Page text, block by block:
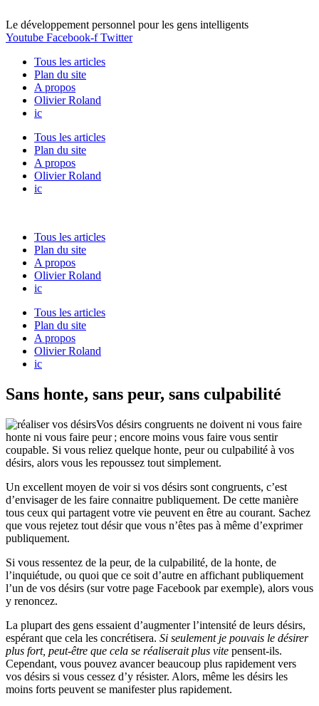
Le développement personnel pour les gens intelligents
Youtube Facebook-f Twitter
Tous les articles
Plan du site
A propos
Olivier Roland
ic
Tous les articles
Plan du site
A propos
Olivier Roland
ic
Tous les articles
Plan du site
A propos
Olivier Roland
ic
Tous les articles
Plan du site
A propos
Olivier Roland
ic
Sans honte, sans peur, sans culpabilité
Vos désirs congruents ne doivent ni vous faire
honte ni vous faire peur ; encore moins vous faire vous sentir
coupable. Si vous reliez quelque honte, peur ou culpabilité à vos
désirs, alors vous les repoussez tout simplement.
Un excellent moyen de voir si vos désirs sont congruents, c’est
d’envisager de les faire connaitre publiquement. De cette manière
tous ceux qui partagent votre vie peuvent en être au courant. Sachez
que vous rejetez tout désir que vous n’êtes pas à même d’exprimer
publiquement.
Si vous ressentez de la peur, de la culpabilité, de la honte, de
l’inquiétude, ou quoi que ce soit d’autre en affichant publiquement
l’un de vos désirs (sur votre page Facebook par exemple), alors vous
y renoncez.
La plupart des gens essaient d’augmenter l’intensité de leurs désirs,
espérant que cela les concrétisera. Si seulement je pouvais le désirer
plus fort, peut-être que cela se réaliserait plus vite pensent-ils.
Cependant, vous pouvez avancer beaucoup plus rapidement vers
vos désirs si vous cessez d’y résister. Alors, même les désirs les
moins forts peuvent se manifester plus rapidement.